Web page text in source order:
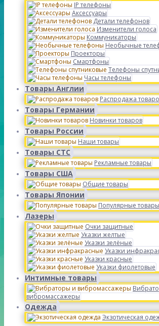
IP телефоны
Аксессуары
Детали телефонов
Изменители голоса
Коммуникаторы
Необычные
Проекторы
Смартфоны
Телефоны
Часы телефоны
Товары Англии
Распродажа
Товары Германии
Новинки товаров
Товары России
Наши товары
Товары СТС
Рекламные товары
Товары США
Общие товары
Товары Японии
Популярные товары
Лазеры
Очки защитные
Указки желтые
Указки зелёные
Указки
Указки красные
Указки фиолетовые
Интимные товары
вибромассажеры
Одежда
Экзотическая